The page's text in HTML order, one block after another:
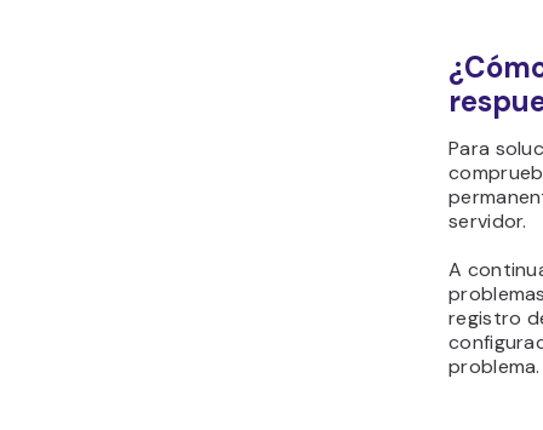
Para
servidor.
A
registro
problema.